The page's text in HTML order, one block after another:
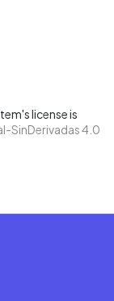
license is
SinDerivadas 4.0